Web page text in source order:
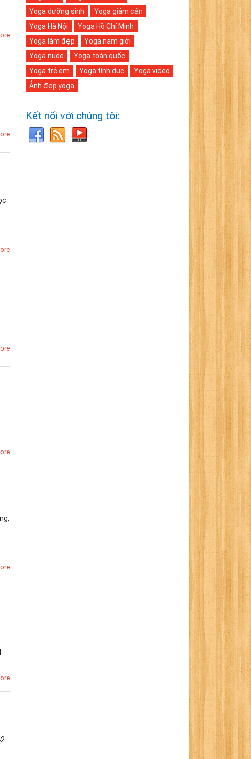
Yoga dưỡng sinh
Yoga giảm cân
Yoga Hà Nội
Yoga Hồ Chí Minh
Yoga làm đẹp
Yoga nam giới
Yoga nude
Yoga toàn quốc
Yoga trẻ em
Yoga tình dục
Yoga video
Ảnh đẹp yoga
Kết nối với chúng tôi: